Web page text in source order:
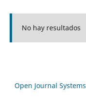
No hay resultados
Open Journal Systems